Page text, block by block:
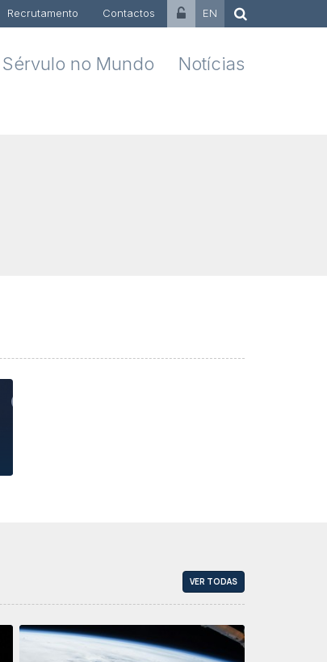
Recrutamento Contactos EN
Sérvulo no Mundo Notícias
VER TODAS